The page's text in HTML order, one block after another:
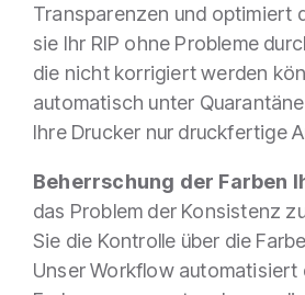
Transparenzen und optimiert
sie Ihr RIP ohne Probleme
die nicht korrigiert werden
automatisch unter
Ihre Drucker nur druckfertige
Beherrschung der Farben
das Problem der Konsistenz
Sie die Kontrolle über die
Unser Workflow automatisiert